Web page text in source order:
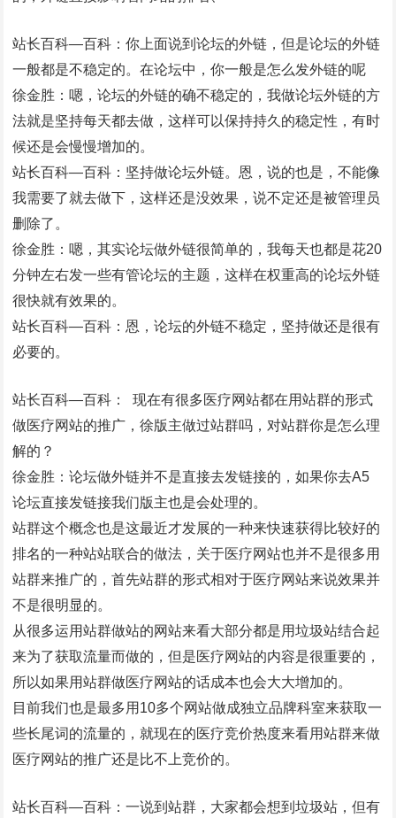
站长百科—百科：你上面说到论坛的外链，但是论坛的外链
一般都是不稳定的。在论坛中，你一般是怎么发外链的呢
徐金胜：嗯，论坛的外链的确不稳定的，我做论坛外链的方
法就是坚持每天都去做，这样可以保持持久的稳定性，有时
候还是会慢慢增加的。
站长百科—百科：坚持做论坛外链。恩，说的也是，不能像
我需要了就去做下，这样还是没效果，说不定还是被管理员
删除了。
徐金胜：嗯，其实论坛做外链很简单的，我每天也都是花20
分钟左右发一些有管论坛的主题，这样在权重高的论坛外链
很快就有效果的。
站长百科—百科：恩，论坛的外链不稳定，坚持做还是很有
必要的。
站长百科—百科： 现在有很多医疗网站都在用站群的形式
做医疗网站的推广，徐版主做过站群吗，对站群你是怎么理
解的？
徐金胜：论坛做外链并不是直接去发链接的，如果你去A5
论坛直接发链接我们版主也是会处理的。
站群这个概念也是这最近才发展的一种来快速获得比较好的
排名的一种站站联合的做法，关于医疗网站也并不是很多用
站群来推广的，首先站群的形式相对于医疗网站来说效果并
不是很明显的。
从很多运用站群做站的网站来看大部分都是用垃圾站结合起
来为了获取流量而做的，但是医疗网站的内容是很重要的，
所以如果用站群做医疗网站的话成本也会大大增加的。
目前我们也是最多用10多个网站做成独立品牌科室来获取一
些长尾词的流量的，就现在的医疗竞价热度来看用站群来做
医疗网站的推广还是比不上竞价的。
站长百科—百科：一说到站群，大家都会想到垃圾站，但有